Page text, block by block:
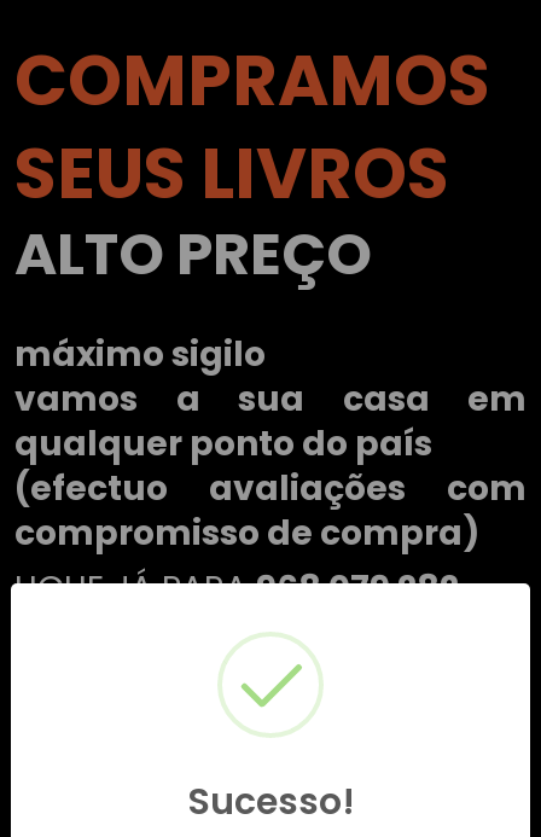
COMPRAMOS
SEUS LIVROS
ALTO PREÇO
máximo sigilo
vamos a sua casa em
qualquer ponto do país
(efectuo avaliações com
compromisso de compra)
LIGUE JÁ PARA968 079 282
Sucesso!